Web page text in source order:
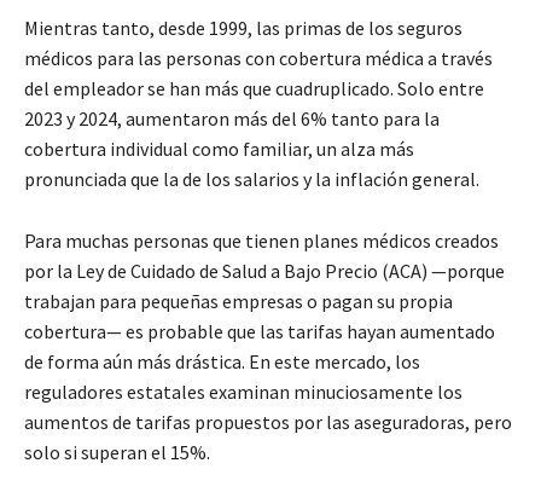
Mientras tanto, desde 1999, las primas de los seguros
médicos para las personas con cobertura médica a través
del empleador se han más que cuadruplicado. Solo entre
2023 y 2024, aumentaron más del 6% tanto para la
cobertura individual como familiar, un alza más
pronunciada que la de los salarios y la inflación general.
Para muchas personas que tienen planes médicos creados
por la Ley de Cuidado de Salud a Bajo Precio (ACA) —porque
trabajan para pequeñas empresas o pagan su propia
cobertura— es probable que las tarifas hayan aumentado
de forma aún más drástica. En este mercado, los
reguladores estatales examinan minuciosamente los
aumentos de tarifas propuestos por las aseguradoras, pero
solo si superan el 15%.